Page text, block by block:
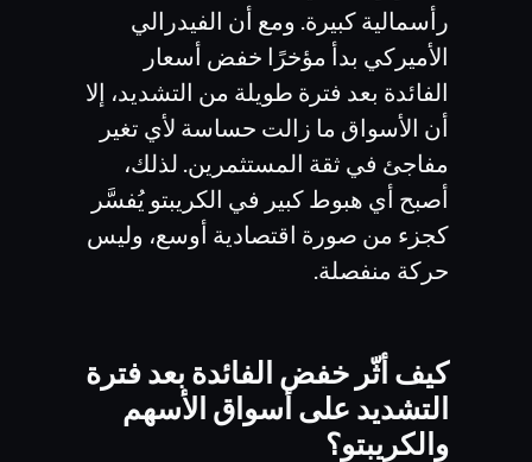
رأسمالية كبيرة. ومع أن الفيدرالي
الأميركي بدأ مؤخرًا خفض أسعار
الفائدة بعد فترة طويلة من التشديد، إلا
أن الأسواق ما زالت حساسة لأي تغير
مفاجئ في ثقة المستثمرين. لذلك،
أصبح أي هبوط كبير في الكريبتو يُفسَّر
كجزء من صورة اقتصادية أوسع، وليس
حركة منفصلة.
كيف أثّر خفض الفائدة بعد فترة
التشديد على أسواق الأسهم
والكريبتو؟